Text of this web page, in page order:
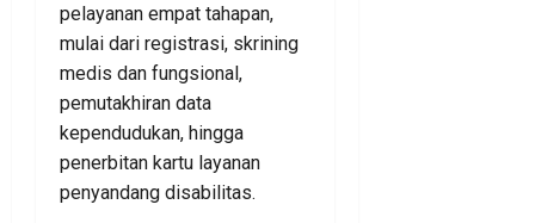
pelayanan empat tahapan,
mulai dari registrasi, skrining
medis dan fungsional,
pemutakhiran data
kependudukan, hingga
penerbitan kartu layanan
penyandang disabilitas.